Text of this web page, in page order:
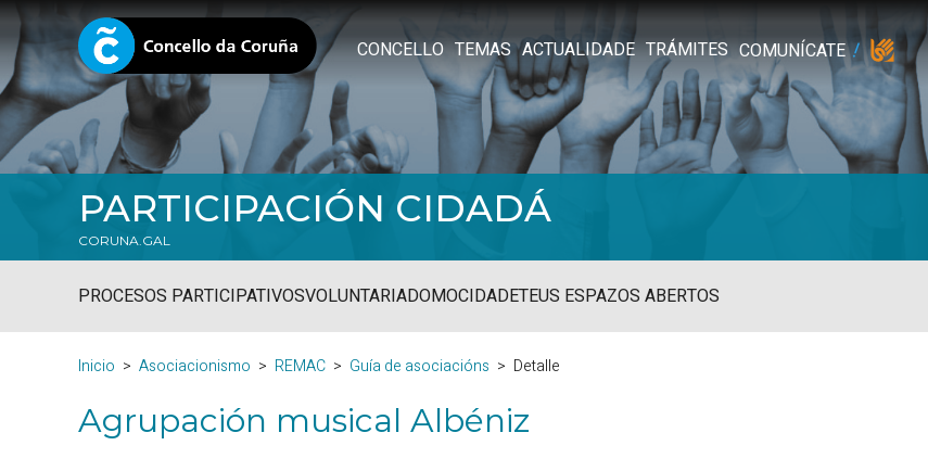
CONCELLO TEMAS ACTUALIDADE TRÁMITES COMUNÍCATE
PARTICIPACIÓN CIDADÁ
CORUNA.GAL
PROCESOS PARTICIPATIVOSVOLUNTARIADOMOCIDADETEUS ESPAZOS ABERTOS
Inicio Asociacionismo REMAC Guía de asociacións Detalle
Agrupación musical Albéniz